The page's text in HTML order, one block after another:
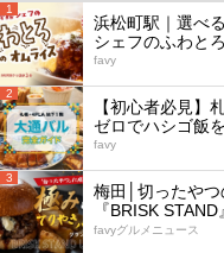
1
浜松町駅｜選べ
シェフのふわと
favy
2
【初心者必見】
ゼロでハシゴ飯
favy
3
梅田│切ったや
『BRISK
favyグルメニュース